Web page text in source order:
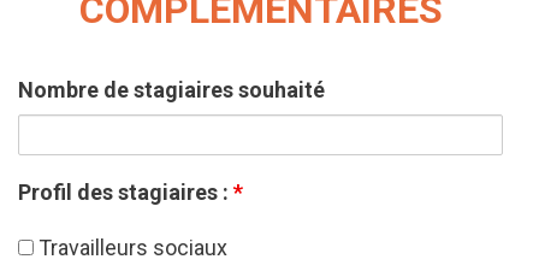
COMPLÉMENTAIRES
Nombre de stagiaires souhaité
Profil des stagiaires : *
Travailleurs sociaux